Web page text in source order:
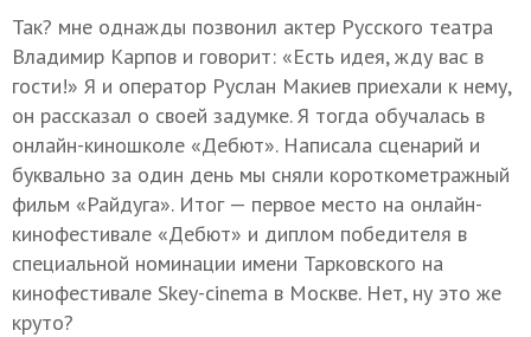
Так? мне однажды позвонил актер Русского театра
Владимир Карпов и говорит: «Есть идея, жду вас в
гости!» Я и оператор Руслан Макиев приехали к нему,
он рассказал о своей задумке. Я тогда обучалась в
онлайн-киношколе «Дебют». Написала сценарий и
буквально за один день мы сняли короткометражный
фильм «Райдуга». Итог — первое место на онлайн-
кинофестивале «Дебют» и диплом победителя в
специальной номинации имени Тарковского на
кинофестивале Skey-cinema в Москве. Нет, ну это же
круто?